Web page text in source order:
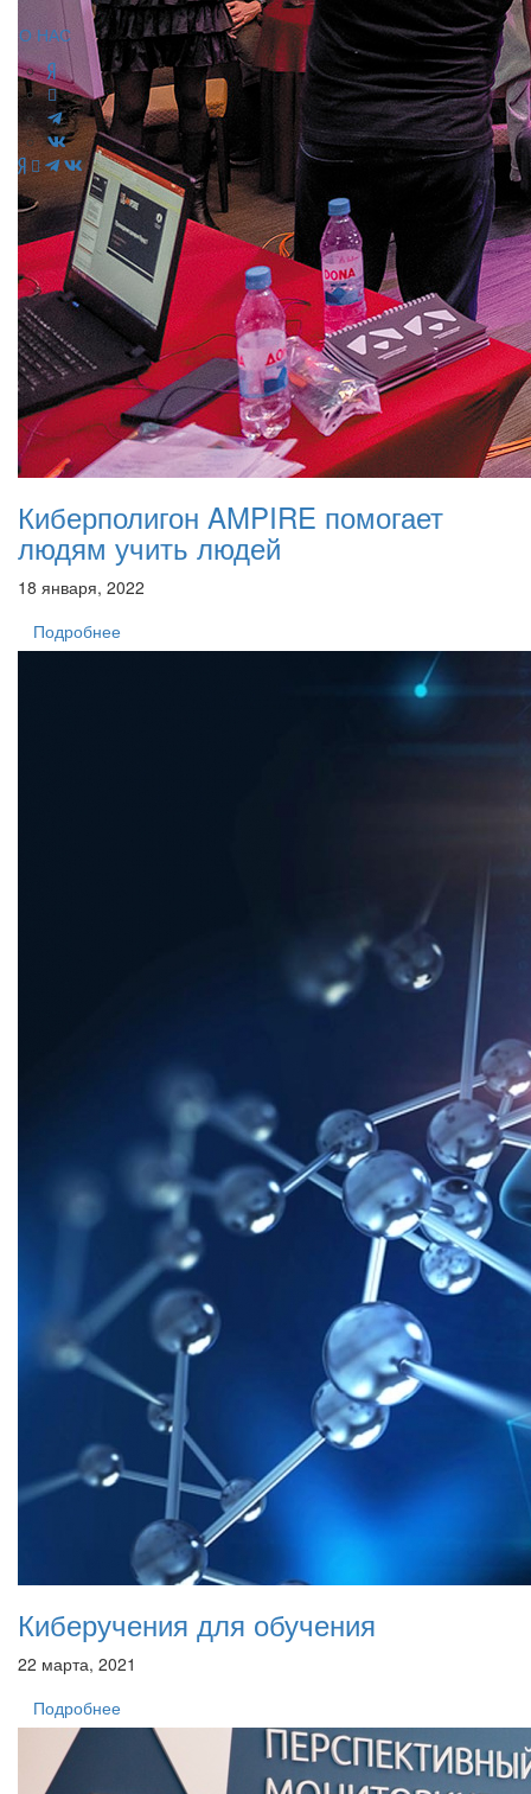
О НАС
Киберполигон AMPIRE помогает
людям учить людей
18 января, 2022
Подробнее
Киберучения для обучения
22 марта, 2021
Подробнее